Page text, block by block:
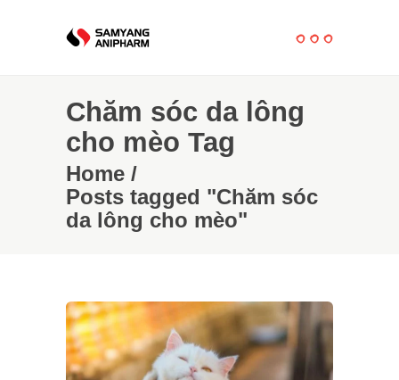
Chăm sóc da lông
cho mèo Tag
Home /
Posts tagged "Chăm sóc
da lông cho mèo"